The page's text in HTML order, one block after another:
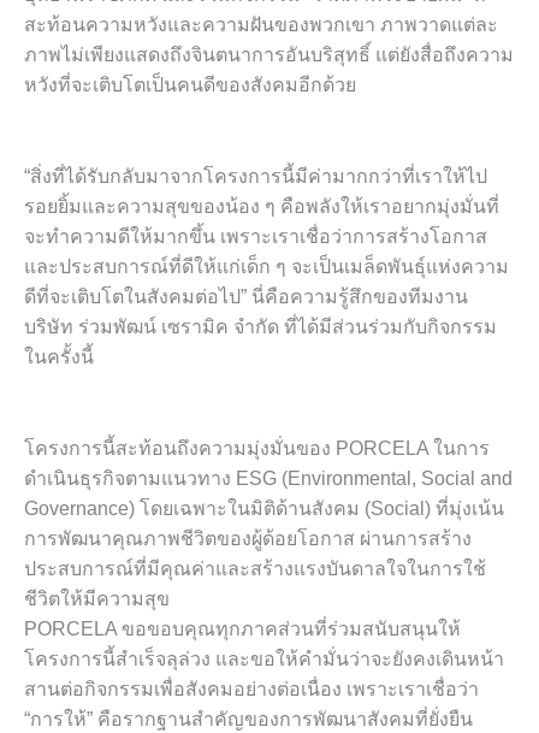
สะท้อนความหวังและความฝันของพวกเขา ภาพวาดแต่ละ
ภาพไม่เพียงแสดงถึงจินตนาการอันบริสุทธิ์ แต่ยังสื่อถึงความ
หวังที่จะเติบโตเป็นคนดีของสังคมอีกด้วย
“สิ่งที่ได้รับกลับมาจากโครงการนี้มีค่ามากกว่าที่เราให้ไป
รอยยิ้มและความสุขของน้อง ๆ คือพลังให้เราอยากมุ่งมั่นที่
จะทำความดีให้มากขึ้น เพราะเราเชื่อว่าการสร้างโอกาส
และประสบการณ์ที่ดีให้แก่เด็ก ๆ จะเป็นเมล็ดพันธุ์แห่งความ
ดีที่จะเติบโตในสังคมต่อไป” นี่คือความรู้สึกของทีมงาน
บริษัท ร่วมพัฒน์ เซรามิค จำกัด ที่ได้มีส่วนร่วมกับกิจกรรม
ในครั้งนี้
โครงการนี้สะท้อนถึงความมุ่งมั่นของ PORCELA ในการ
ดำเนินธุรกิจตามแนวทาง ESG (Environmental, Social and
Governance) โดยเฉพาะในมิติด้านสังคม (Social) ที่มุ่งเน้น
การพัฒนาคุณภาพชีวิตของผู้ด้อยโอกาส ผ่านการสร้าง
ประสบการณ์ที่มีคุณค่าและสร้างแรงบันดาลใจในการใช้
ชีวิตให้มีความสุข
PORCELA ขอขอบคุณทุกภาคส่วนที่ร่วมสนับสนุนให้
โครงการนี้สำเร็จลุล่วง และขอให้คำมั่นว่าจะยังคงเดินหน้า
สานต่อกิจกรรมเพื่อสังคมอย่างต่อเนื่อง เพราะเราเชื่อว่า
“การให้” คือรากฐานสำคัญของการพัฒนาสังคมที่ยั่งยืน